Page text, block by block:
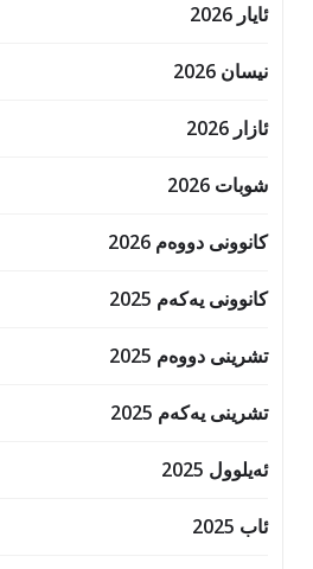
ئایار 2026
نیسان 2026
ئازار 2026
شوبات 2026
کانوونی دووەم 2026
کانوونی یەکەم 2025
تشرینی دووەم 2025
تشرینی یەکەم 2025
ئەیلوول 2025
ئاب 2025